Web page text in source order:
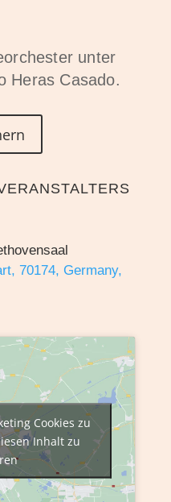
unter
Heras Casado.
70174, Germany,
Cookies zu
Inhalt zu